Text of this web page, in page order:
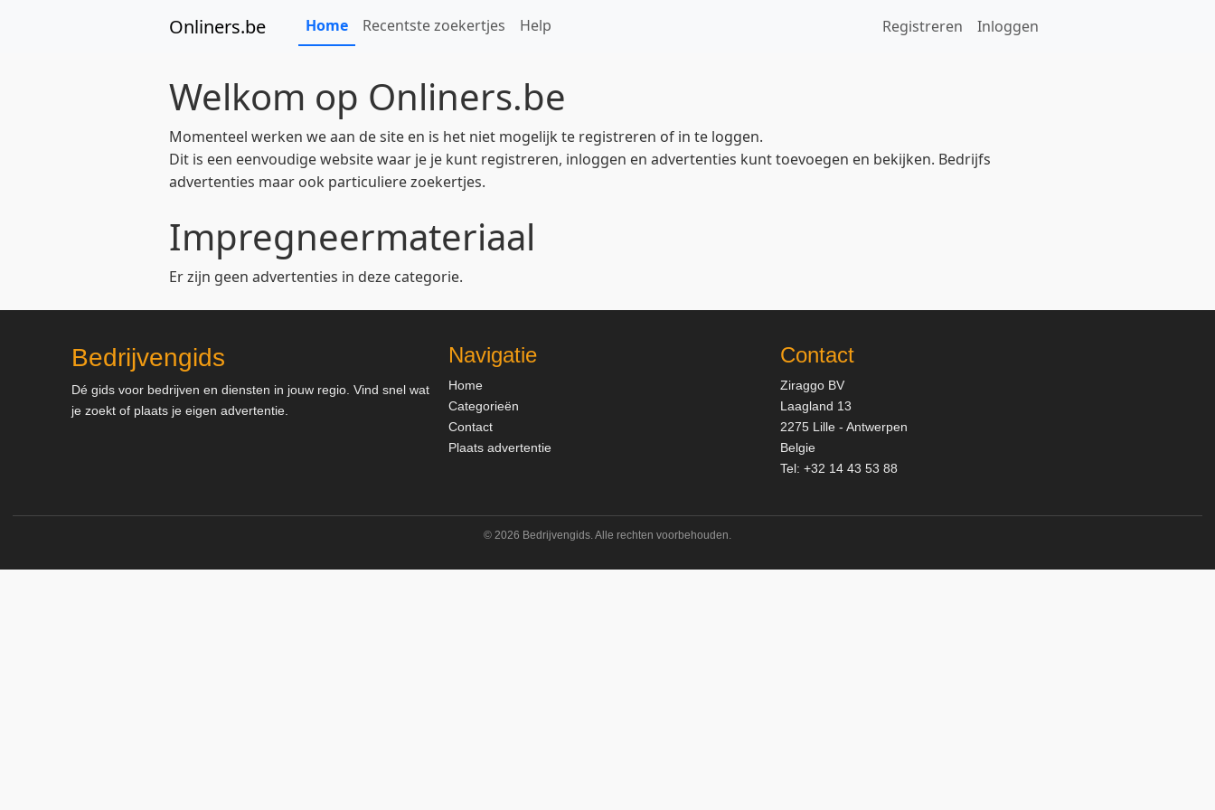
Onliners.be Home Recentste zoekertjes Help Registreren Inloggen
Welkom op Onliners.be
Momenteel werken we aan de site en is het niet mogelijk te registreren of in te loggen.
Dit is een eenvoudige website waar je je kunt registreren, inloggen en advertenties kunt toevoegen en bekijken. Bedrijfs
advertenties maar ook particuliere zoekertjes.
Impregneermateriaal
Er zijn geen advertenties in deze categorie.
Bedrijvengids
Dé gids voor bedrijven en diensten in jouw regio. Vind snel wat
je zoekt of plaats je eigen advertentie.
Navigatie
Home
Categorieën
Contact
Plaats advertentie
Contact
Ziraggo BV
Laagland 13
2275 Lille - Antwerpen
Belgie
Tel: +32 14 43 53 88
© 2026 Bedrijvengids. Alle rechten voorbehouden.